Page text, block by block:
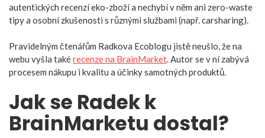
autentických recenzí eko-zboží a nechybí v něm ani zero-waste
tipy a osobní zkušenosti s různými službami (např. carsharing).
Pravidelným čtenářům Radkova Ecoblogu jistě neušlo, že na
webu vyšla takérecenze na BrainMarket. Autor se v ní zabývá
procesem nákupu i kvalitu a účinky samotných produktů.
Jak se Radek k
BrainMarketu dostal?